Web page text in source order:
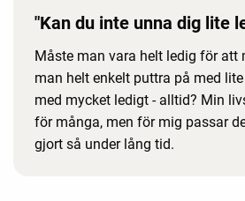
"Kan du inte unna dig lite
Måste man vara helt ledig för att
man helt enkelt puttra på med
med mycket ledigt - alltid? Min
för många, men för mig passar
gjort så under lång tid.